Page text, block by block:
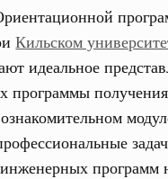
Кильском
идеальное
программы
программ